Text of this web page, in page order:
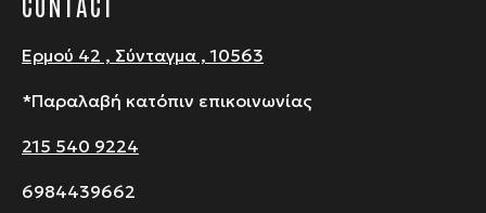
Ερμού 42 , Σύνταγμα , 10563
*Παραλαβή κατόπιν επικοινωνίας
215 540 9224
6984439662